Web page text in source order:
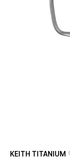
KEITH TITANIUM